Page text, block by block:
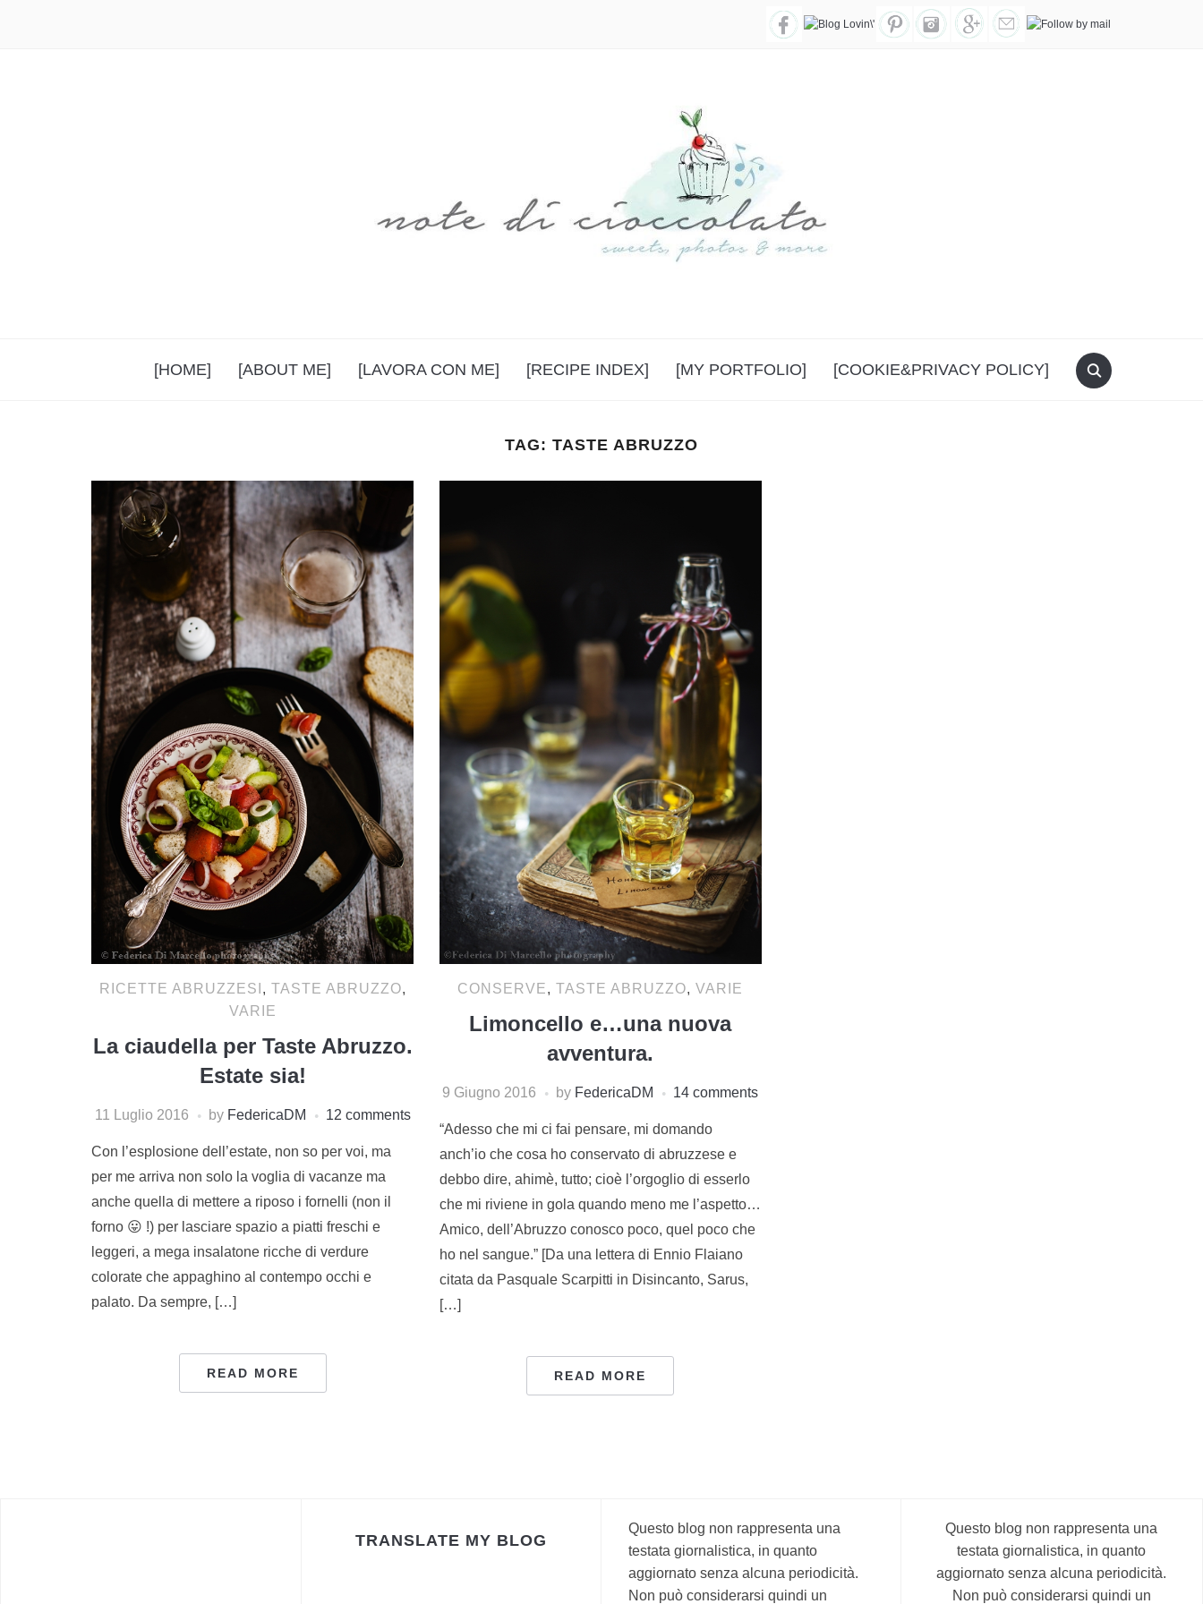
[HOME] [ABOUT ME] [LAVORA CON ME] [RECIPE INDEX] [MY PORTFOLIO] [COOKIE&PRIVACY POLICY]
TAG: TASTE ABRUZZO
RICETTE ABRUZZESI , TASTE ABRUZZO,
VARIE
La ciaudella per Taste Abruzzo.
Estate sia!
11 Luglio 2016 by FedericaDM 12 comments
Con l’esplosione dell’estate, non so per voi, ma
per me arriva non solo la voglia di vacanze ma
anche quella di mettere a riposo i fornelli (non il
forno 😛 !) per lasciare spazio a piatti freschi e
leggeri, a mega insalatone ricche di verdure
colorate che appaghino al contempo occhi e
palato. Da sempre, […]
READ MORE
CONSERVE,TASTE ABRUZZO,VARIE
Limoncello e…una nuova
avventura.
9 Giugno 2016 by FedericaDM 14 comments
“Adesso che mi ci fai pensare, mi domando
anch’io che cosa ho conservato di abruzzese e
debbo dire, ahimè, tutto; cioè l’orgoglio di esserlo
che mi riviene in gola quando meno me l’aspetto…
Amico, dell’Abruzzo conosco poco, quel poco che
ho nel sangue.” [Da una lettera di Ennio Flaiano
citata da Pasquale Scarpitti in Disincanto, Sarus,
[…]
READ MORE
TRANSLATE MY BLOG
Questo blog non rappresenta una
testata giornalistica, in quanto
aggiornato senza alcuna periodicità.
Non può considerarsi quindi un
Questo blog non rappresenta una
testata giornalistica, in quanto
aggiornato senza alcuna periodicità.
Non può considerarsi quindi un